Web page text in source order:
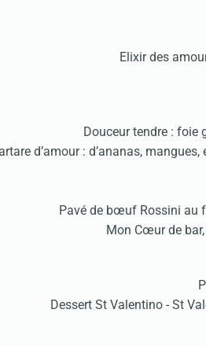
Elixir des
Douceur tendre : foie
d’amour : d’ananas,
Pavé de bœuf Rossini au
Mon Cœur de
Dessert St Valentino - St